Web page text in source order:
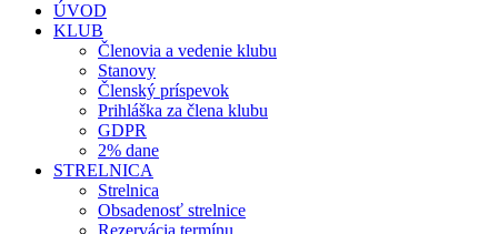
ÚVOD
KLUB
Členovia a vedenie klubu
Stanovy
Členský príspevok
Prihláška za člena klubu
GDPR
2% dane
STRELNICA
Strelnica
Obsadenosť strelnice